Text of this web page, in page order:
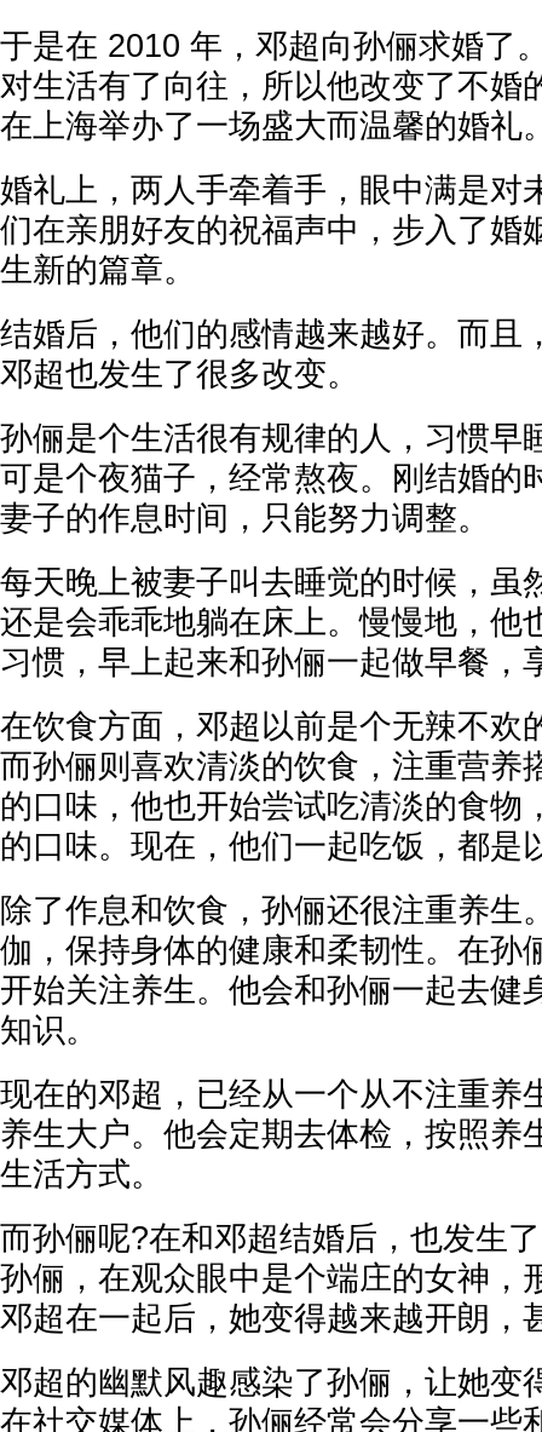
于是在 2010 年，邓超向孙俪求婚了
对生活有了向往，所以他改变了不婚
在上海举办了一场盛大而温馨的婚礼
婚礼上，两人手牵着手，眼中满是对
们在亲朋好友的祝福声中，步入了婚
生新的篇章。
结婚后，他们的感情越来越好。而且
邓超也发生了很多改变。
孙俪是个生活很有规律的人，习惯早
可是个夜猫子，经常熬夜。刚结婚的
妻子的作息时间，只能努力调整。
每天晚上被妻子叫去睡觉的时候，虽
还是会乖乖地躺在床上。慢慢地，他
习惯，早上起来和孙俪一起做早餐，
在饮食方面，邓超以前是个无辣不欢
而孙俪则喜欢清淡的饮食，注重营养
的口味，他也开始尝试吃清淡的食物
的口味。现在，他们一起吃饭，都是
除了作息和饮食，孙俪还很注重养生
伽，保持身体的健康和柔韧性。在孙
开始关注养生。他会和孙俪一起去健
知识。
现在的邓超，已经从一个从不注重养
养生大户。他会定期去体检，按照养
生活方式。
而孙俪呢?在和邓超结婚后，也发生
孙俪，在观众眼中是个端庄的女神，
邓超在一起后，她变得越来越开朗，
邓超的幽默风趣感染了孙俪，让她变
在社交媒体上，孙俪经常会分享一些